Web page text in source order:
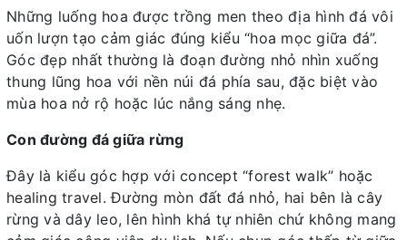
Những luống hoa được trồng men theo địa hình đá vôi
uốn lượn tạo cảm giác đúng kiểu “hoa mọc giữa đá”.
Góc đẹp nhất thường là đoạn đường nhỏ nhìn xuống
thung lũng hoa với nền núi đá phía sau, đặc biệt vào
mùa hoa nở rộ hoặc lúc nắng sáng nhẹ.
Con đường đá giữa rừng
Đây là kiểu góc hợp với concept “forest walk” hoặc
healing travel. Đường mòn đất đá nhỏ, hai bên là cây
rừng và dây leo, lên hình khá tự nhiên chứ không mang